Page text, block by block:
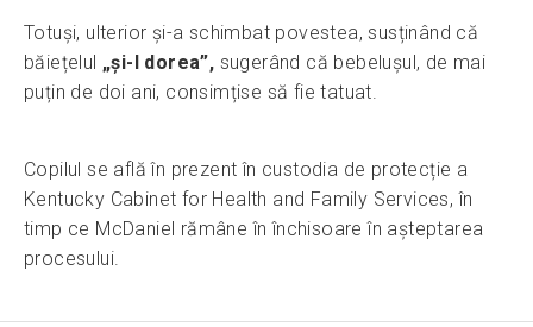
Totuși, ulterior și-a schimbat povestea, susținând că
băiețelul „și-l dorea”, sugerând că bebelușul, de mai
puțin de doi ani, consimțise să fie tatuat.
Copilul se află în prezent în custodia de protecție a
Kentucky Cabinet for Health and Family Services, în
timp ce McDaniel rămâne în închisoare în așteptarea
procesului.